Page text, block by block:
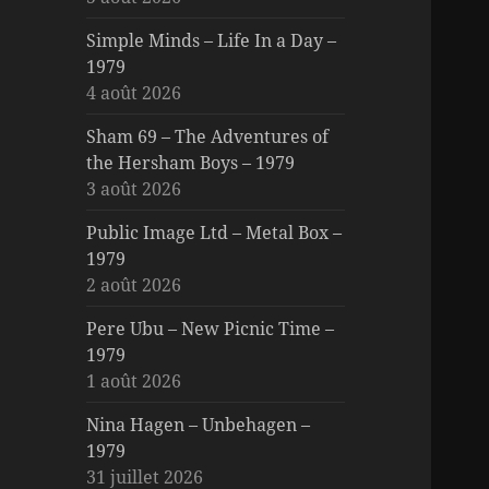
Simple Minds – Life In a Day –
1979
4 août 2026
Sham 69 – The Adventures of
the Hersham Boys – 1979
3 août 2026
Public Image Ltd – Metal Box –
1979
2 août 2026
Pere Ubu – New Picnic Time –
1979
1 août 2026
Nina Hagen – Unbehagen –
1979
31 juillet 2026